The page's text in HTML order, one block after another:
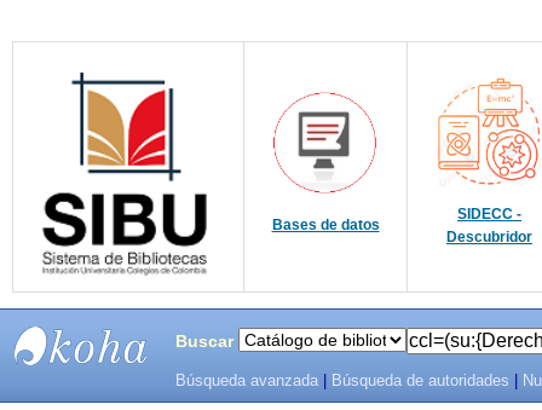
Bases de datos
SIDECC -
Descubridor
Buscar
Búsqueda avanzada Búsqueda de autoridades